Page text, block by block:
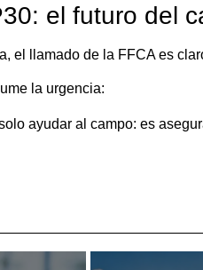
el futuro del
el llamado de la FFCA es
la urgencia:
ayudar al campo: es